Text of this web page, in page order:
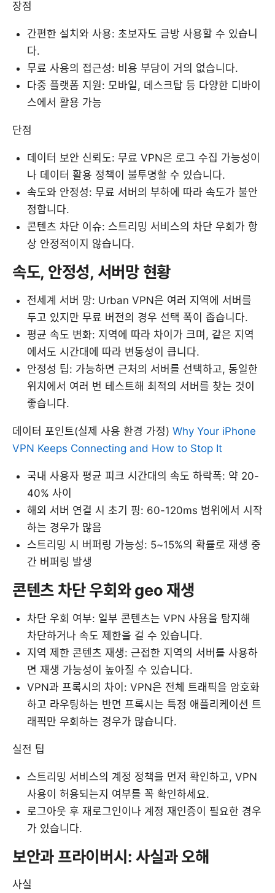
장점
간편한 설치와 사용: 초보자도 금방 사용할 수 있습니
다.
무료 사용의 접근성: 비용 부담이 거의 없습니다.
다중 플랫폼 지원: 모바일, 데스크탑 등 다양한 디바이
스에서 활용 가능
단점
데이터 보안 신뢰도: 무료 VPN은 로그 수집 가능성이
나 데이터 활용 정책이 불투명할 수 있습니다.
속도와 안정성: 무료 서버의 부하에 따라 속도가 불안
정합니다.
콘텐츠 차단 이슈: 스트리밍 서비스의 차단 우회가 항
상 안정적이지 않습니다.
속도, 안정성, 서버망 현황
전세계 서버 망: Urban VPN은 여러 지역에 서버를
두고 있지만 무료 버전의 경우 선택 폭이 좁습니다.
평균 속도 변화: 지역에 따라 차이가 크며, 같은 지역
에서도 시간대에 따라 변동성이 큽니다.
안정성 팁: 가능하면 근처의 서버를 선택하고, 동일한
위치에서 여러 번 테스트해 최적의 서버를 찾는 것이
좋습니다.
데이터 포인트(실제 사용 환경 가정) Why Your iPhone
VPN Keeps Connecting and How to Stop It
국내 사용자 평균 피크 시간대의 속도 하락폭: 약 20-
40% 사이
해외 서버 연결 시 초기 핑: 60-120ms 범위에서 시작
하는 경우가 많음
스트리밍 시 버퍼링 가능성: 5~15%의 확률로 재생 중
간 버퍼링 발생
콘텐츠 차단 우회와 geo 재생
차단 우회 여부: 일부 콘텐츠는 VPN 사용을 탐지해
차단하거나 속도 제한을 걸 수 있습니다.
지역 제한 콘텐츠 재생: 근접한 지역의 서버를 사용하
면 재생 가능성이 높아질 수 있습니다.
VPN과 프록시의 차이: VPN은 전체 트래픽을 암호화
하고 라우팅하는 반면 프록시는 특정 애플리케이션 트
래픽만 우회하는 경우가 많습니다.
실전 팁
스트리밍 서비스의 계정 정책을 먼저 확인하고, VPN
사용이 허용되는지 여부를 꼭 확인하세요.
로그아웃 후 재로그인이나 계정 재인증이 필요한 경우
가 있습니다.
보안과 프라이버시: 사실과 오해
사실